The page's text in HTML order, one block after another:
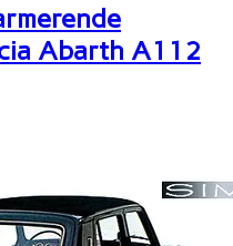
Abarth A112